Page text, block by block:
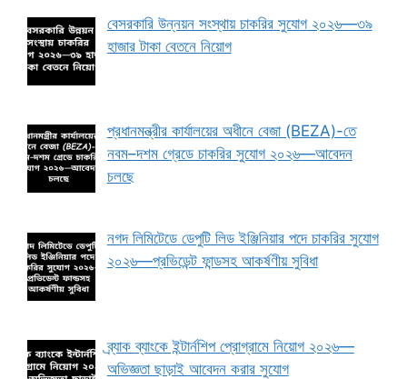
বেসরকারি উন্নয়ন সংস্থায় চাকরির সুযোগ ২০২৬—৩৯
হাজার টাকা বেতনে নিয়োগ
প্রধানমন্ত্রীর কার্যালয়ের অধীনে বেজা (BEZA)-তে
নবম–দশম গ্রেডে চাকরির সুযোগ ২০২৬—আবেদন
চলছে
নগদ লিমিটেডে ডেপুটি লিড ইঞ্জিনিয়ার পদে চাকরির সুযোগ
২০২৬—প্রভিডেন্ট ফান্ডসহ আকর্ষণীয় সুবিধা
ব্র্যাক ব্যাংকে ইন্টার্নশিপ প্রোগ্রামে নিয়োগ ২০২৬—
অভিজ্ঞতা ছাড়াই আবেদন করার সুযোগ